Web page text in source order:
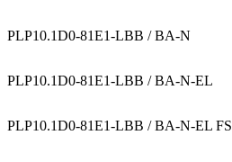
PLP10.1D0-81E1-LBB / BA-N
PLP10.1D0-81E1-LBB / BA-N-EL
PLP10.1D0-81E1-LBB / BA-N-EL FS